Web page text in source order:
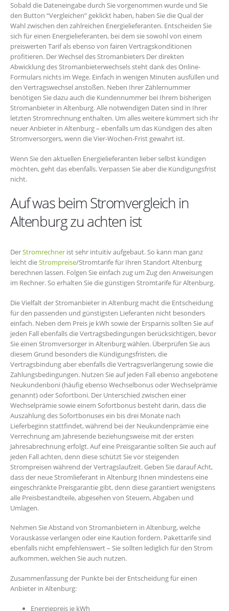
Sobald die Dateneingabe durch Sie vorgenommen wurde und Sie
den Button “Vergleichen” geklickt haben, haben Sie die Qual der
Wahl zwischen den zahlreichen Energielieferanten. Entscheiden Sie
sich für einen Energielieferanten, bei dem sie sowohl von einem
preiswerten Tarif als ebenso von fairen Vertragskonditionen
profitieren. Der Wechsel des Stromanbieters Der direkten
Abwicklung des Stromanbieterwechsels steht dank des Online-
Formulars nichts im Wege. Einfach in wenigen Minuten ausfüllen und
den Vertragswechsel anstoßen. Neben Ihrer Zählernummer
benötigen Sie dazu auch die Kundennummer bei Ihrem bisherigen
Stromanbieter in Altenburg. Alle notwendigen Daten sind in Ihrer
letzten Stromrechnung enthalten. Um alles weitere kümmert sich Ihr
neuer Anbieter in Altenburg – ebenfalls um das Kündigen des alten
Stromversorgers, wenn die Vier-Wochen-Frist gewahrt ist.
Wenn Sie den aktuellen Energielieferanten lieber selbst kündigen
möchten, geht das ebenfalls. Verpassen Sie aber die Kündigungsfrist
nicht.
Auf was beim Stromvergleich in
Altenburg zu achten ist
DerStromrechner ist sehr intuitiv aufgebaut. So kann man ganz
leicht dieStrompreise/Stromtarife für Ihren Standort Altenburg
berechnen lassen. Folgen Sie einfach zug um Zug den Anweisungen
im Rechner. So erhalten Sie die günstigen Stromtarife für Altenburg.
Die Vielfalt der Stromanbieter in Altenburg macht die Entscheidung
für den passenden und günstigsten Lieferanten nicht besonders
einfach. Neben dem Preis je kWh sowie der Ersparnis sollten Sie auf
jeden Fall ebenfalls die Vertragsbedingungen berücksichtigen, bevor
Sie einen Stromversorger in Altenburg wählen. Überprüfen Sie aus
diesem Grund besonders die Kündigungsfristen, die
Vertragsbindung aber ebenfalls die Vertragsverlängerung sowie die
Zahlungsbedingungen. Nutzen Sie auf jeden Fall ebenso angebotene
Neukundenboni (häufig ebenso Wechselbonus oder Wechselprämie
genannt) oder Sofortboni. Der Unterschied zwischen einer
Wechselprämie sowie einem Sofortbonus besteht darin, dass die
Auszahlung des Sofortbonuses ein bis drei Monate nach
Lieferbeginn stattfindet, während bei der Neukundenprämie eine
Verrechnung am Jahresende beziehungsweise mit der ersten
Jahresabrechnung erfolgt. Auf eine Preisgarantie sollten Sie auch auf
jeden Fall achten, denn diese schützt Sie vor steigenden
Strompreisen während der Vertragslaufzeit. Geben Sie darauf Acht,
dass der neue Stromlieferant in Altenburg Ihnen mindestens eine
eingeschränkte Preisgarantie gibt, denn diese garantiert wenigstens
alle Preisbestandteile, abgesehen von Steuern, Abgaben und
Umlagen.
Nehmen Sie Abstand von Stromanbietern in Altenburg, welche
Vorauskasse verlangen oder eine Kaution fordern. Pakettarife sind
ebenfalls nicht empfehlenswert – Sie sollten lediglich für den Strom
aufkommen, welchen Sie auch nutzen.
Zusammenfassung der Punkte bei der Entscheidung für einen
Anbieter in Altenburg:
Energiepreis je kWh